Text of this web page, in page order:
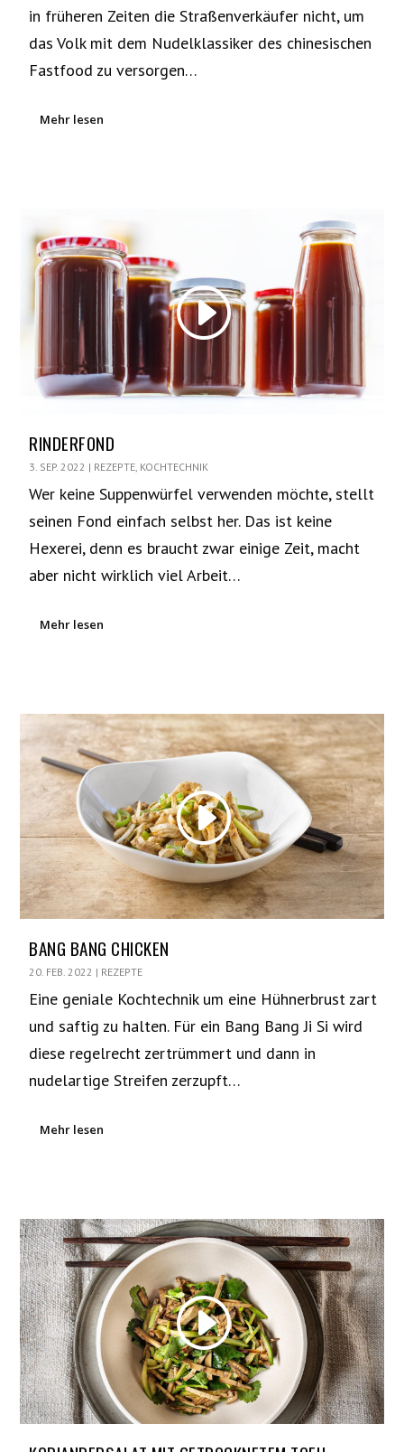
in früheren Zeiten die Straßenverkäufer nicht, um
das Volk mit dem Nudelklassiker des chinesischen
Fastfood zu versorgen…
Mehr lesen
RINDERFOND
3. SEP. 2022 | REZEPTE KOCHTECHNIK
Wer keine Suppenwürfel verwenden möchte, stellt
seinen Fond einfach selbst her. Das ist keine
Hexerei, denn es braucht zwar einige Zeit, macht
aber nicht wirklich viel Arbeit…
Mehr lesen
BANG BANG CHICKEN
20. FEB. 2022 | REZEPTE
Eine geniale Kochtechnik um eine Hühnerbrust zart
und saftig zu halten. Für ein Bang Bang Ji Si wird
diese regelrecht zertrümmert und dann in
nudelartige Streifen zerzupft…
Mehr lesen